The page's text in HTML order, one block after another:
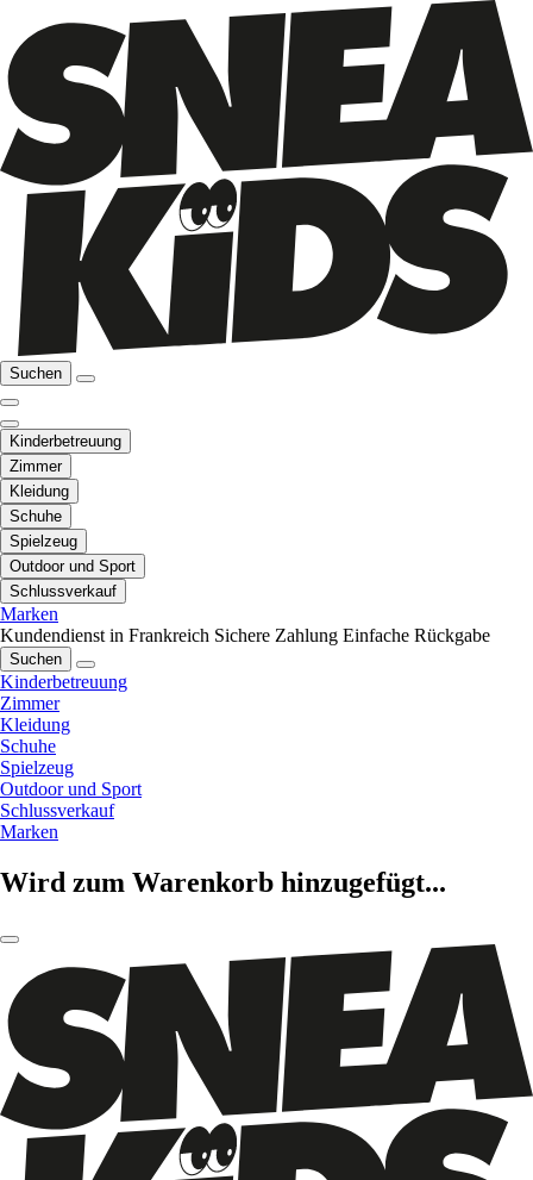
Suchen
Kinderbetreuung
Zimmer
Kleidung
Schuhe
Spielzeug
Outdoor und Sport
Schlussverkauf
Marken
Kundendienst in Frankreich Sichere Zahlung Einfache Rückgabe
Suchen
Kinderbetreuung
Zimmer
Kleidung
Schuhe
Spielzeug
Outdoor und Sport
Schlussverkauf
Marken
Wird zum Warenkorb hinzugefügt...